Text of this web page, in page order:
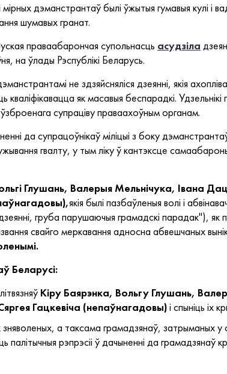
дэманстрантаў былі ўжытыя гумавыя кулі і
шумавых гранат.
праваабарончая супольнасць асудзіла
на ўлады Рэспублікі Беларусь.
не здзяйсняліся дзеянні, якія
як масавыя беспарадкі.
супраціву праваахоўным органам.
да супрацоўнікаў міліцыі з боку
ужывання гвалту, у тым ліку ў кантэксце
Глушань, Валерыя Мельнічука, Івана
якія былі пазбаўленыя волі і
груба парушаючыя грамадскі парадак"), як
свайго меркавання адносна абвешчаных
Беларусі:
Кіру Баярэнка, Вольгу Глушань,
Гацкевіча (непаўнагадовы)і спыніць іх
зняволеных, а таксама грамадзянаў, затрыманых у
рэпрэсіі ў дачыненні да грамадзянаў